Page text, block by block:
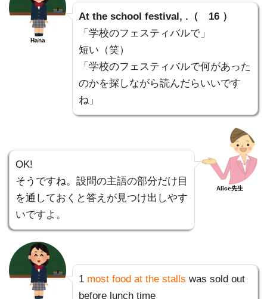
Hana
At the school festival, .（ 16 ）
「学校のフェスティバルで」
短い（笑）
「学校のフェスティバルで何があった
のかを探しながら読んだらいいです
ね」
OK!
そうですね。設問の主語の部分だけ目
を通しておくと答えが見つけ出しやす
いですよ。
Alice先生
1 most food at the stalls was sold out
before lunch time